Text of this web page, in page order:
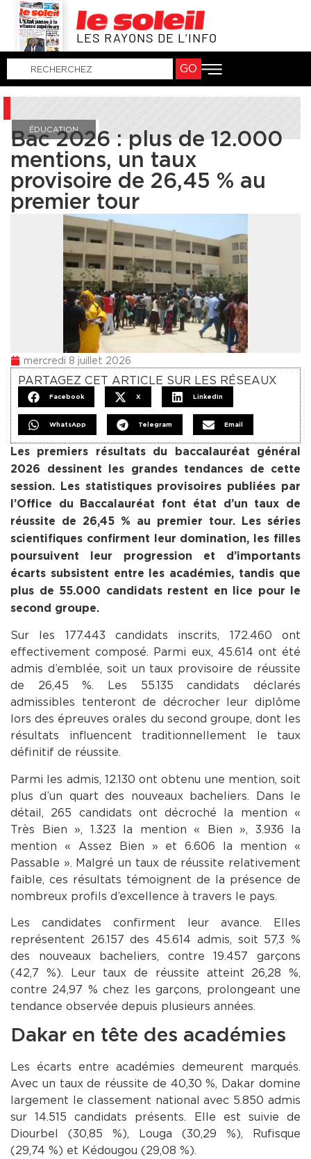
LES RAYONS DE L’INFO
GO
ÉDUCATION
Bac 2026 : plus de 12.000
mentions, un taux
provisoire de 26,45 % au
premier tour
mercredi 8 juillet 2026
PARTAGEZ CET ARTICLE SUR LES RÉSEAUX
Facebook X LinkedIn
WhatsApp Telegram Email
Les premiers résultats du baccalauréat général
2026 dessinent les grandes tendances de cette
session. Les statistiques provisoires publiées par
l’Office du Baccalauréat font état d’un taux de
réussite de 26,45 % au premier tour. Les séries
scientifiques confirment leur domination, les filles
poursuivent leur progression et d’importants
écarts subsistent entre les académies, tandis que
plus de 55.000 candidats restent en lice pour le
second groupe.
Sur les 177.443 candidats inscrits, 172.460 ont
effectivement composé. Parmi eux, 45.614 ont été
admis d’emblée, soit un taux provisoire de réussite
de 26,45 %. Les 55.135 candidats déclarés
admissibles tenteront de décrocher leur diplôme
lors des épreuves orales du second groupe, dont les
résultats influencent traditionnellement le taux
définitif de réussite.
Parmi les admis, 12.130 ont obtenu une mention, soit
plus d’un quart des nouveaux bacheliers. Dans le
détail, 265 candidats ont décroché la mention «
Très Bien », 1.323 la mention « Bien », 3.936 la
mention « Assez Bien » et 6.606 la mention «
Passable ». Malgré un taux de réussite relativement
faible, ces résultats témoignent de la présence de
nombreux profils d’excellence à travers le pays.
Les candidates confirment leur avance. Elles
représentent 26.157 des 45.614 admis, soit 57,3 %
des nouveaux bacheliers, contre 19.457 garçons
(42,7 %). Leur taux de réussite atteint 26,28 %,
contre 24,97 % chez les garçons, prolongeant une
tendance observée depuis plusieurs années.
Dakar en tête des académies
Les écarts entre académies demeurent marqués.
Avec un taux de réussite de 40,30 %, Dakar domine
largement le classement national avec 5.850 admis
sur 14.515 candidats présents. Elle est suivie de
Diourbel (30,85 %), Louga (30,29 %), Rufisque
(29,74 %) et Kédougou (29,08 %).